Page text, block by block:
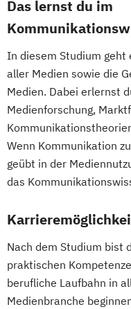
Expert*in
Expert*in für
Expert*in für
Finance and
Französisch
Französisch
Französisch
Französisch
Geprüfte*r
Bachelor
Das lernst du im
In diesem Studium
aller Medien sowie die
Medien. Dabei erlernst
Medienforschung,
Wenn Kommunikation
geübt in der
das
Nach dem Studium bist
praktischen
berufliche Laufbahn in
Medienbranche